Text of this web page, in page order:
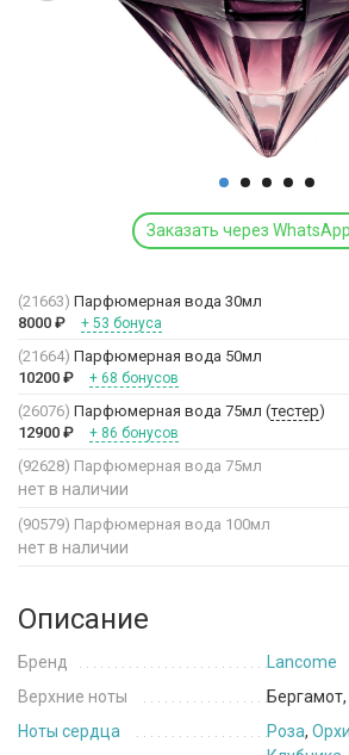
Заказать через WhatsApp
(21663) Парфюмерная вода 30мл
8000 ₽ + 53 бонуса
(21664) Парфюмерная вода 50мл
10200 ₽ + 68 бонусов
(26076) Парфюмерная вода 75мл (тестер)
12900 ₽ + 86 бонусов
(92628) Парфюмерная вода 75мл
нет в наличии
(90579) Парфюмерная вода 100мл
нет в наличии
Описание
Бренд
Lancome
Верхние ноты
Ноты сердца
Роза,